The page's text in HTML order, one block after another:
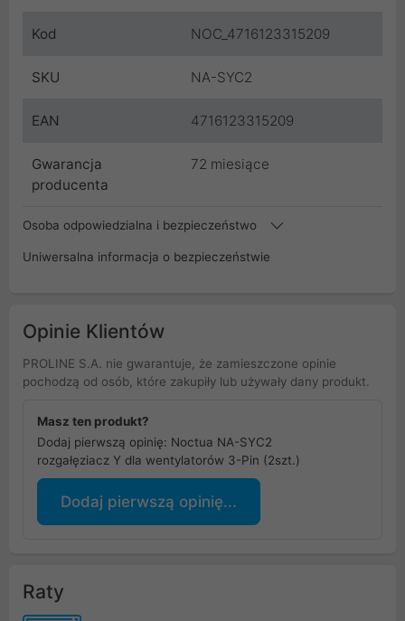
Kod NOC_4716123315209
SKU NA-SYC2
EAN 4716123315209
Gwarancja
producenta
72 miesiące
Osoba odpowiedzialna i bezpieczeństwo
Uniwersalna informacja o bezpieczeństwie
Opinie Klientów
PROLINE S.A. nie gwarantuje, że zamieszczone opinie
pochodzą od osób, które zakupiły lub używały dany produkt.
Masz ten produkt?
Dodaj pierwszą opinię: Noctua NA-SYC2
rozgałęziacz Y dla wentylatorów 3-Pin (2szt.)
Dodaj pierwszą opinię...
Raty